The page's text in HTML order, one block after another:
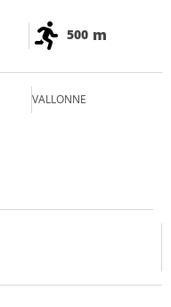
500 m
VALLONNE